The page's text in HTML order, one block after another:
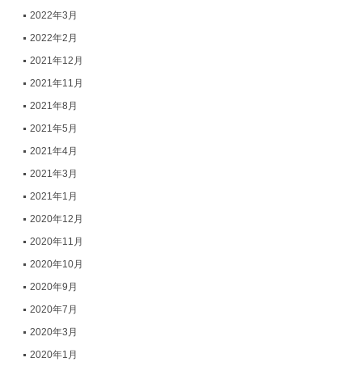
2022年3月
2022年2月
2021年12月
2021年11月
2021年8月
2021年5月
2021年4月
2021年3月
2021年1月
2020年12月
2020年11月
2020年10月
2020年9月
2020年7月
2020年3月
2020年1月